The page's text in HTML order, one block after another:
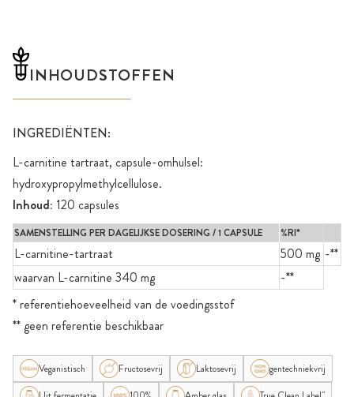
INHOUDSTOFFEN
INGREDIËNTEN:
L-carnitine tartraat, capsule-omhulsel:
hydroxypropylmethylcellulose.
Inhoud: 120 capsules
SAMENSTELLING PER DAGELIJKSE DOSERING / 1 CAPSULE %RI*
L-carnitine-tartraat 500 mg -**
waarvan L-carnitine 340 mg
-**
* referentiehoeveelheid van de voedingsstof
** geen referentie beschikbaar
Veganistisch Fructosevrij Laktosevrij
gentechniekvrij